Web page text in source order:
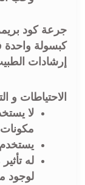
جرعة كود
كبسولة
إرشادات
الاحتياطات و
لا
مكونات
له
لوجود